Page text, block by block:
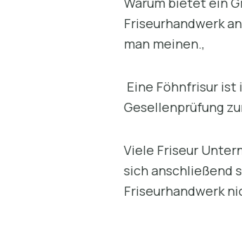
Friseurhandwerk
man meinen.,
Eine Föhnfrisur
Gesellenprüfung
Viele Friseur
sich anschließend
Friseurhandwerk